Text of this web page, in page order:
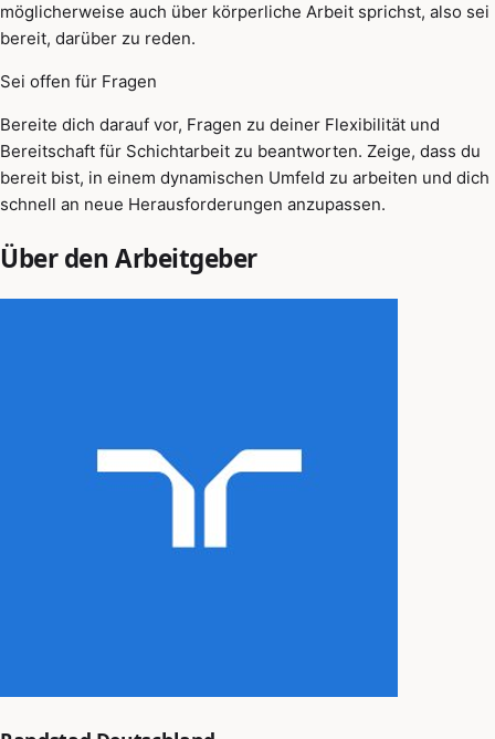
möglicherweise auch über körperliche Arbeit sprichst, also sei
bereit, darüber zu reden.
Sei offen für Fragen
Bereite dich darauf vor, Fragen zu deiner Flexibilität und
Bereitschaft für Schichtarbeit zu beantworten. Zeige, dass du
bereit bist, in einem dynamischen Umfeld zu arbeiten und dich
schnell an neue Herausforderungen anzupassen.
Über den Arbeitgeber